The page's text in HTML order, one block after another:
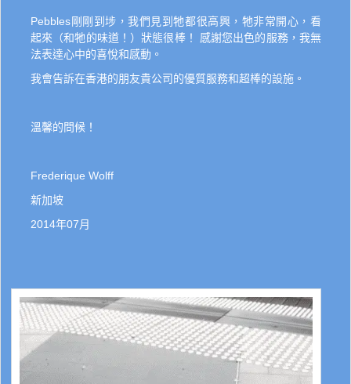
Pebbles剛剛到埗，我們見到牠都很高興，牠非常開心，看
起來（和牠的味道！）狀態很棒！ 感謝您出色的服務，我無
法表達心中的喜悅和感動。
我會告訴在香港的朋友貴公司的優質服務和超棒的設施。
溫馨的問候！
Frederique Wolff
新加坡
2014年07月